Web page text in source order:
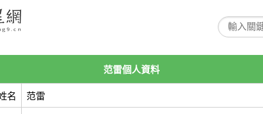
范雷個人資料
名 范雷